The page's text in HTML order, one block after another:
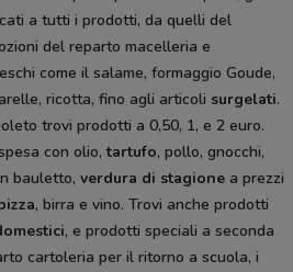
a tutti i prodotti, da quelli del
del reparto macelleria e
come il salame, formaggio Goude,
ricotta, fino agli articoli surgelati.
trovi prodotti a 0,50, 1, e 2 euro.
con olio,tartufo, pollo, gnocchi,
bauletto, verdura di stagione a prezzi
, birra e vino. Trovi anche prodotti
, e prodotti speciali a seconda
cartoleria per il ritorno a scuola, i